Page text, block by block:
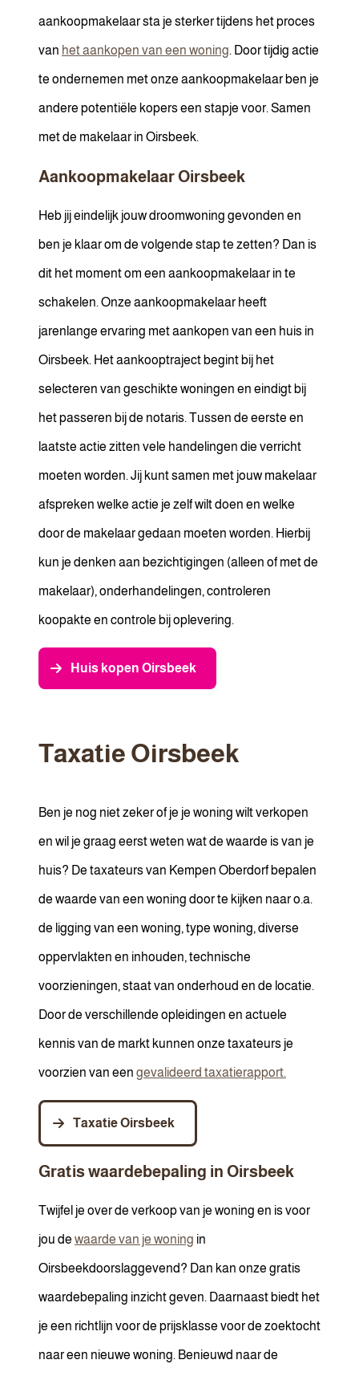
aankoopmakelaar sta je sterker tijdens het proces
van het aankopen van een woning. Door tijdig actie
te ondernemen met onze aankoopmakelaar ben je
andere potentiële kopers een stapje voor. Samen
met de makelaar in Oirsbeek.
Aankoopmakelaar Oirsbeek
Heb jij eindelijk jouw droomwoning gevonden en
ben je klaar om de volgende stap te zetten? Dan is
dit het moment om een aankoopmakelaar in te
schakelen. Onze aankoopmakelaar heeft
jarenlange ervaring met aankopen van een huis in
Oirsbeek. Het aankooptraject begint bij het
selecteren van geschikte woningen en eindigt bij
het passeren bij de notaris. Tussen de eerste en
laatste actie zitten vele handelingen die verricht
moeten worden. Jij kunt samen met jouw makelaar
afspreken welke actie je zelf wilt doen en welke
door de makelaar gedaan moeten worden. Hierbij
kun je denken aan bezichtigingen (alleen of met de
makelaar), onderhandelingen, controleren
koopakte en controle bij oplevering.
Huis kopen Oirsbeek
Taxatie Oirsbeek
Ben je nog niet zeker of je je woning wilt verkopen
en wil je graag eerst weten wat de waarde is van je
huis? De taxateurs van Kempen Oberdorf bepalen
de waarde van een woning door te kijken naar o.a.
de ligging van een woning, type woning, diverse
oppervlakten en inhouden, technische
voorzieningen, staat van onderhoud en de locatie.
Door de verschillende opleidingen en actuele
kennis van de markt kunnen onze taxateurs je
voorzien van een gevalideerd taxatierapport.
Taxatie Oirsbeek
Gratis waardebepaling in Oirsbeek
Twijfel je over de verkoop van je woning en is voor
jou de waarde van je woning in
Oirsbeekdoorslaggevend? Dan kan onze gratis
waardebepaling inzicht geven. Daarnaast biedt het
je een richtlijn voor de prijsklasse voor de zoektocht
naar een nieuwe woning. Benieuwd naar de